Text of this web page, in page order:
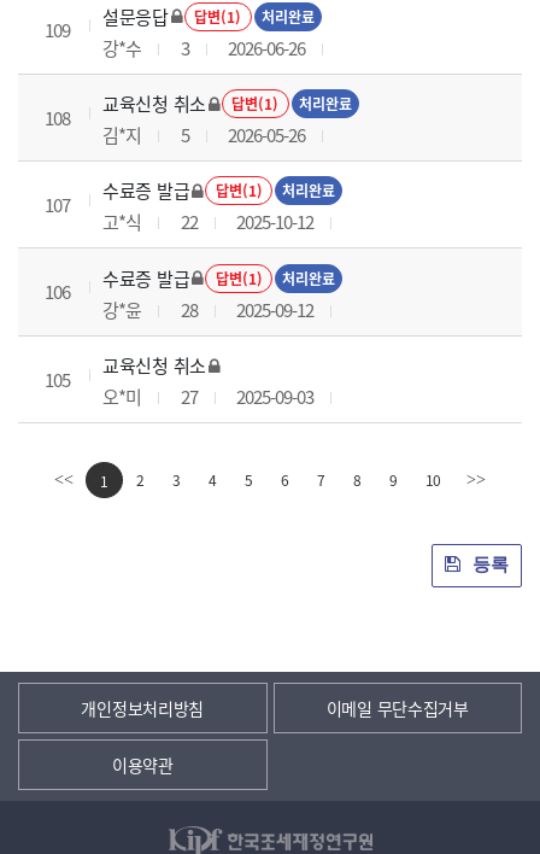
109
설문응답 답변(1) 처리완료
강*수 3 2026-06-26
108
교육신청 취소 답변(1) 처리완료
김*지 5 2026-05-26
107
수료증 발급 답변(1) 처리완료
고*식 22 2025-10-12
106
수료증 발급 답변(1) 처리완료
강*윤 28 2025-09-12
105
교육신청 취소
오*미
27 2025-09-03
<< 1 2 3 4 5 6 7 8 9 10 >>
등록
개인정보처리방침 이메일 무단수집거부
이용약관